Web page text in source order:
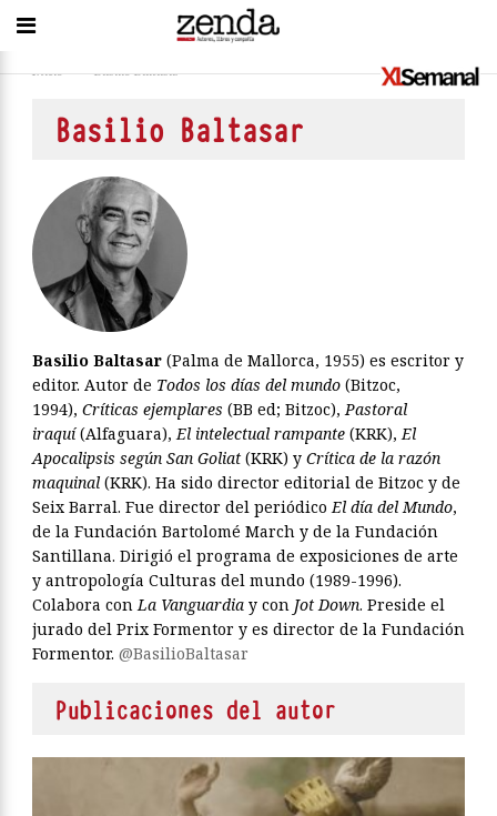
Inicio > Basilio Baltasar
Basilio Baltasar
Basilio Baltasar (Palma de Mallorca, 1955) es escritor y
editor. Autor de Todos los días del mundo (Bitzoc,
1994), Críticas ejemplares (BB ed; Bitzoc),Pastoral
iraquí(Alfaguara),El intelectual rampante (KRK),El
Apocalipsis según San Goliat (KRK) y Crítica de la razón
maquinal (KRK). Ha sido director editorial de Bitzoc y de
Seix Barral. Fue director del periódicoEl día del Mundo,
de la Fundación Bartolomé March y de la Fundación
Santillana. Dirigió el programa de exposiciones de arte
y antropología Culturas del mundo (1989-1996).
Colabora conLa Vanguardia y con Jot Down. Preside el
jurado del Prix Formentor y es director de la Fundación
Formentor. @BasilioBaltasar
Publicaciones del autor